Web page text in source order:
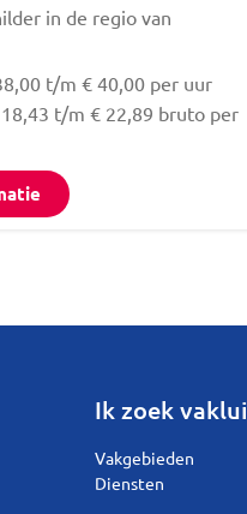
in de regio van
t/m € 40,00 per uur
t/m € 22,89 bruto per
Ik zoek vaklui
Vakgebieden
Diensten